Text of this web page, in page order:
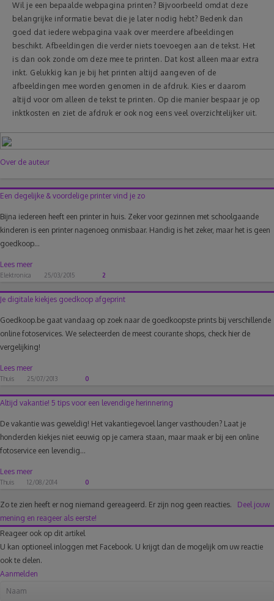
Wil je een bepaalde webpagina printen? Bijvoorbeeld omdat deze
belangrijke informatie bevat die je later nodig hebt? Bedenk dan
goed dat iedere webpagina vaak over meerdere afbeeldingen
beschikt. Afbeeldingen die verder niets toevoegen aan de tekst. Het
is dan ook zonde om deze mee te printen. Dat kost alleen maar extra
inkt. Gelukkig kan je bij het printen altijd aangeven of de
afbeeldingen mee worden genomen in de afdruk. Kies er daarom
altijd voor om alleen de tekst te printen. Op die manier bespaar je op
inktkosten en ziet de afdruk er ook nog eens veel overzichtelijker uit.
Over de auteur
Een degelijke & voordelige printer vind je zo
Bijna iedereen heeft een printer in huis. Zeker voor gezinnen met schoolgaande
kinderen is een printer nagenoeg onmisbaar. Handig is het zeker, maar het is geen
goedkoop...
Lees meer
Elektronica 25/03/2015 2
Je digitale kiekjes goedkoop afgeprint
Goedkoop.be gaat vandaag op zoek naar de goedkoopste prints bij verschillende
online fotoservices. We selecteerden de meest courante shops, check hier de
vergelijking!
Lees meer
Thuis 25/07/2013 0
Altijd vakantie! 5 tips voor een levendige herinnering
De vakantie was geweldig! Het vakantiegevoel langer vasthouden? Laat je
honderden kiekjes niet eeuwig op je camera staan, maar maak er bij een online
fotoservice een levendig...
Lees meer
Thuis 12/08/2014 0
Zo te zien heeft er nog niemand gereageerd. Er zijn nog geen reacties. Deel jouw
mening en reageer als eerste!
Reageer ook op dit artikel
U kan optioneel inloggen met Facebook. U krijgt dan de mogelijk om uw reactie
ook te delen.
Aanmelden